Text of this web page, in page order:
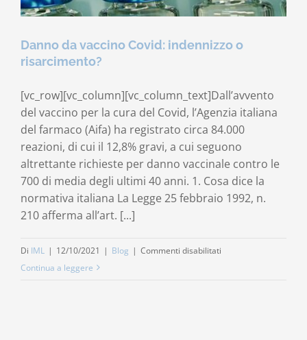
Danno da vaccino Covid: indennizzo o
risarcimento?
[vc_row][vc_column][vc_column_text]Dall’avvento
del vaccino per la cura del Covid, l’Agenzia italiana
del farmaco (Aifa) ha registrato circa 84.000
reazioni, di cui il 12,8% gravi, a cui seguono
altrettante richieste per danno vaccinale contro le
700 di media degli ultimi 40 anni. 1. Cosa dice la
normativa italiana La Legge 25 febbraio 1992, n.
210 afferma all’art. [...]
Di IML | 12/10/2021 | Blog | Commenti disabilitati
Continua a leggere